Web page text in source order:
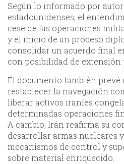
Según lo informado por
estadounidenses, el
cese de las operaciones
y el inicio de un proceso
consolidar un acuerdo final
con posibilidad de extensión
El documento también prevé
restablecer la navegación
liberar activos iraníes
determinadas operaciones
A cambio, Irán reafirma su
desarrollar armas nucleares
mecanismos de control y
sobre material enriquecido.